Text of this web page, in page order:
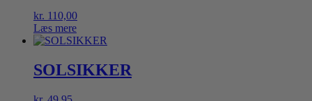
kr. 110,00
Læs mere
SOLSIKKER